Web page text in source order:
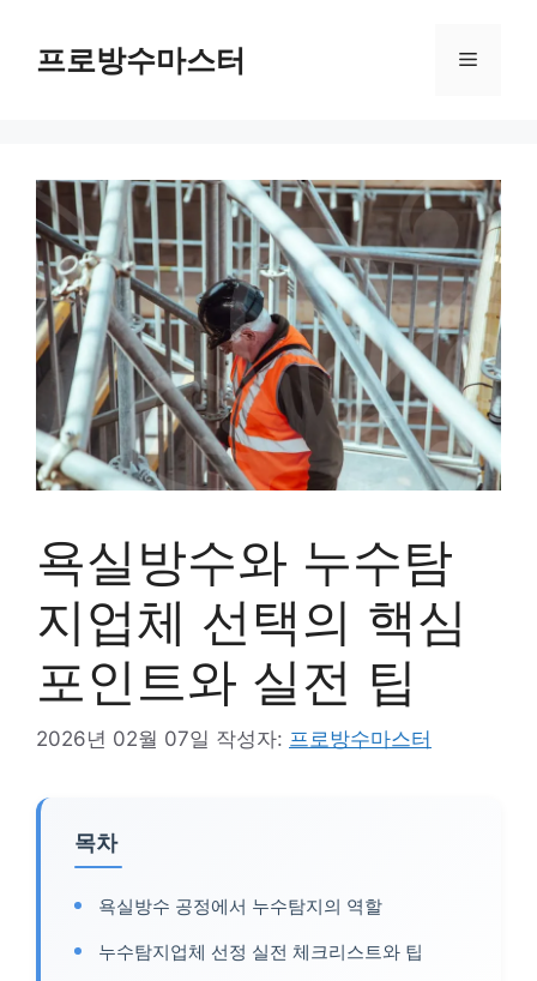
프로방수마스터 메
욕실방수와 누수탐
지업체 선택의 핵심
포인트와 실전 팁
2026년 02월 07일 작성자: 프로방수마스터
목차
욕실방수 공정에서 누수탐지의 역할
누수탐지업체 선정 실전 체크리스트와 팁